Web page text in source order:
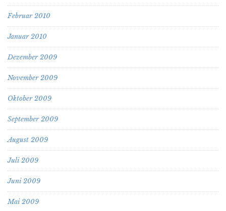
Februar 2010
Januar 2010
Dezember 2009
November 2009
Oktober 2009
September 2009
August 2009
Juli 2009
Juni 2009
Mai 2009